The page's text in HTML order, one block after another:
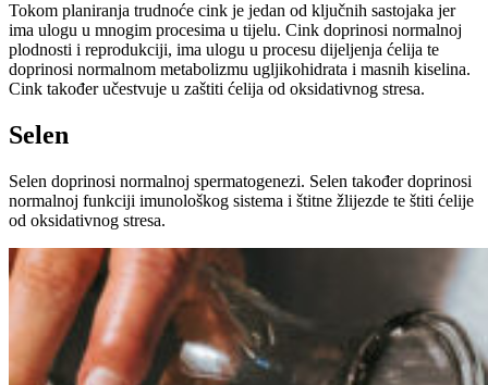
Tokom planiranja trudnoće cink je jedan od ključnih sastojaka jer
ima ulogu u mnogim procesima u tijelu. Cink doprinosi normalnoj
plodnosti i reprodukciji, ima ulogu u procesu dijeljenja ćelija te
doprinosi normalnom metabolizmu ugljikohidrata i masnih kiselina.
Cink također učestvuje u zaštiti ćelija od oksidativnog stresa.
Selen
Selen doprinosi normalnoj spermatogenezi. Selen također doprinosi
normalnoj funkciji imunološkog sistema i štitne žlijezde te štiti ćelije
od oksidativnog stresa.